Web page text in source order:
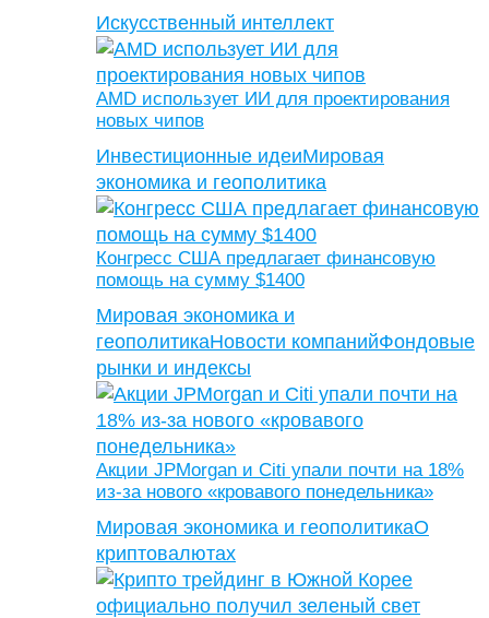
Искусственный интеллект
AMD использует ИИ для проектирования
новых чипов
Инвестиционные идеиМировая
экономика и геополитика
Конгресс США предлагает финансовую
помощь на сумму $1400
Мировая экономика и
геополитикаНовости компанийФондовые
рынки и индексы
Акции JPMorgan и Citi упали почти на 18%
из-за нового «кровавого понедельника»
Мировая экономика и геополитикаО
криптовалютах